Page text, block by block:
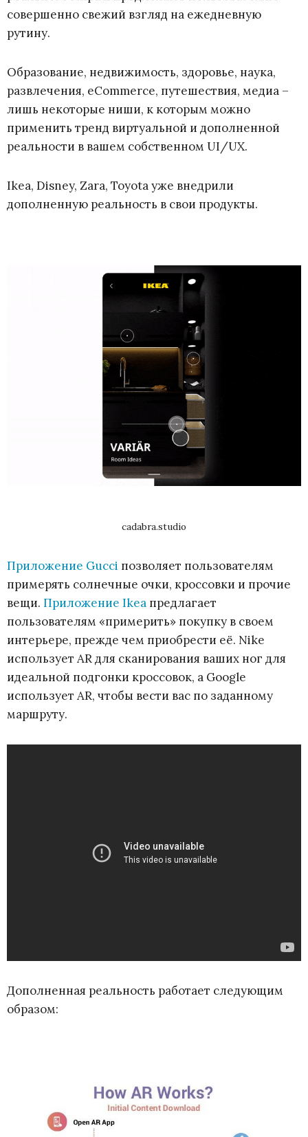
совершенно свежий взгляд на ежедневную
рутину.
Образование, недвижимость, здоровье, наука,
развлечения, eCommerce, путешествия, медиа –
лишь некоторые ниши, к которым можно
применить тренд виртуальной и дополненной
реальности в вашем собственном UI/UX.
Ikea, Disney, Zara, Toyota уже внедрили
дополненную реальность в свои продукты.
cadabra.studio
Приложение Gucci позволяет пользователям
примерять солнечные очки, кроссовки и прочие
вещи. Приложение Ikea предлагает
пользователям «примерить» покупку в своем
интерьере, прежде чем приобрести её. Nike
использует AR для сканирования ваших ног для
идеальной подгонки кроссовок, а Google
использует AR, чтобы вести вас по заданному
маршруту.
Дополненная реальность работает следующим
образом: